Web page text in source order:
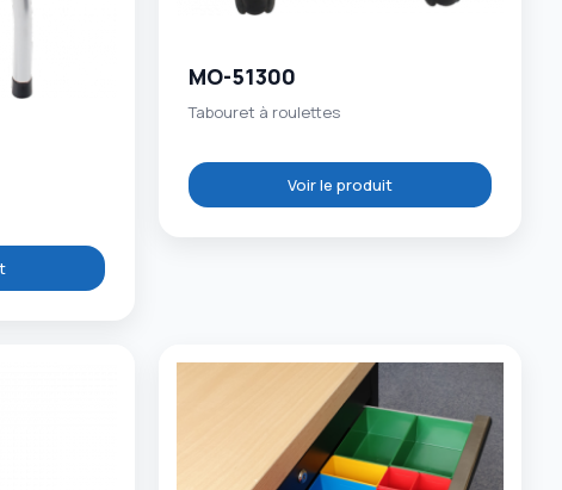
MO-51300
Tabouret à roulettes
Voir le produit